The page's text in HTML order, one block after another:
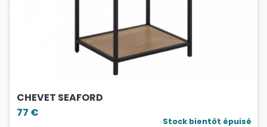
CHEVET SEAFORD
77 €
Stock bientôt épuisé